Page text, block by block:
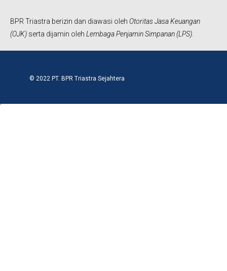
BPR Triastra berizin dan diawasi oleh Otoritas Jasa Keuangan
(OJK) serta dijamin oleh Lembaga Penjamin Simpanan (LPS).
© 2022 PT. BPR Triastra Sejahtera